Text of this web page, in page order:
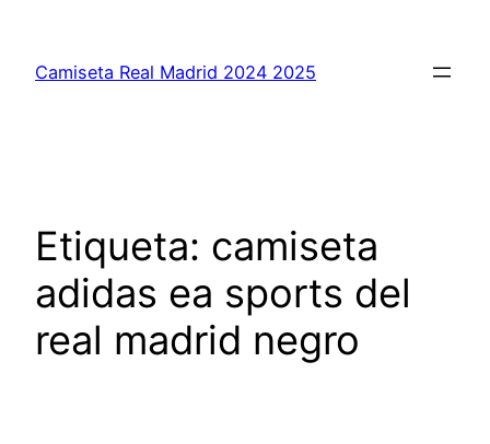
contenido
Camiseta Real Madrid 2024 2025
Etiqueta: camiseta
adidas ea sports del
real madrid negro